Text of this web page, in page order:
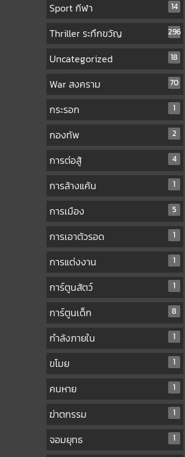
Sport กีฬา 14
Thriller ระทึกขวัญ 296
Uncategorized 18
War สงคราม 70
กระรอก 1
กองทัพ 2
การต่อสู้ 4
การล้างแค้น 1
การเมือง 5
การเอาตัวรอด 1
การแต่งงาน 1
การ์ตูนสัตว์ 1
การ์ตูนเด็ก 8
กำลังภายใน 1
ขโมย 1
คนหาย 1
ฆ่าตกรรม 1
จอมยุทธ 1